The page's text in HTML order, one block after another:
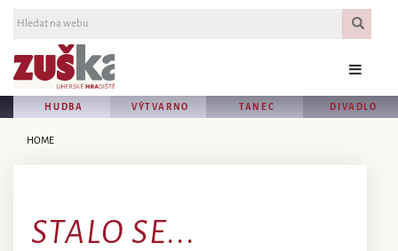
HUDBA VÝTVARNO TANEC DIVADLO
HOME
STALO SE...